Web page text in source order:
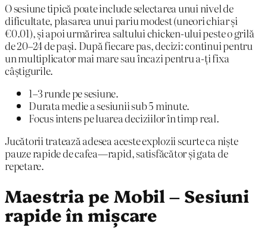
O sesiune tipică poate include selectarea unui nivel de
dificultate, plasarea unui pariu modest (uneori chiar și
€0.01), și apoi urmărirea saltului chicken-ului peste o grilă
de 20–24 de pași. După fiecare pas, decizi: continui pentru
un multiplicator mai mare sau încazi pentru a-ți fixa
câștigurile.
1–3 runde pe sesiune.
Durata medie a sesiunii sub 5 minute.
Focus intens pe luarea deciziilor în timp real.
Jucătorii tratează adesea aceste explozii scurte ca niște
pauze rapide de cafea—rapid, satisfăcător și gata de
repetare.
Maestria pe Mobil – Sesiuni
rapide în mișcare